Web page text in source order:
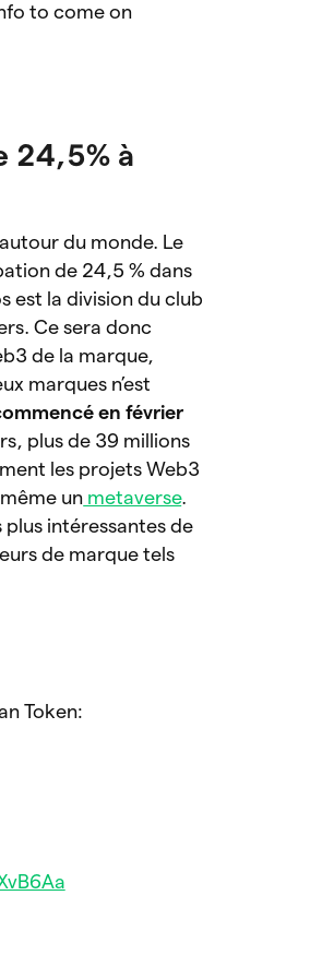
to come on
24,5% à
du monde. Le
de 24,5 % dans
est la division du club
Ce sera donc
de la marque,
marques n’est
en février
plus de 39 millions
les projets Web3
un metaverse.
plus intéressantes de
de marque tels
Token: